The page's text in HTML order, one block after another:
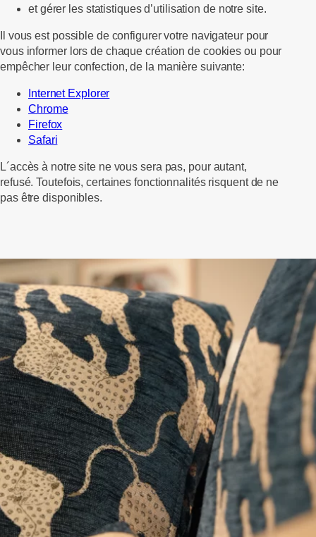
et gérer les statistiques d’utilisation de notre site.
Il vous est possible de configurer votre navigateur pour
vous informer lors de chaque création de cookies ou pour
empêcher leur confection, de la manière suivante:
Internet Explorer
Chrome
Firefox
Safari
L´accès à notre site ne vous sera pas, pour autant,
refusé. Toutefois, certaines fonctionnalités risquent de ne
pas être disponibles.